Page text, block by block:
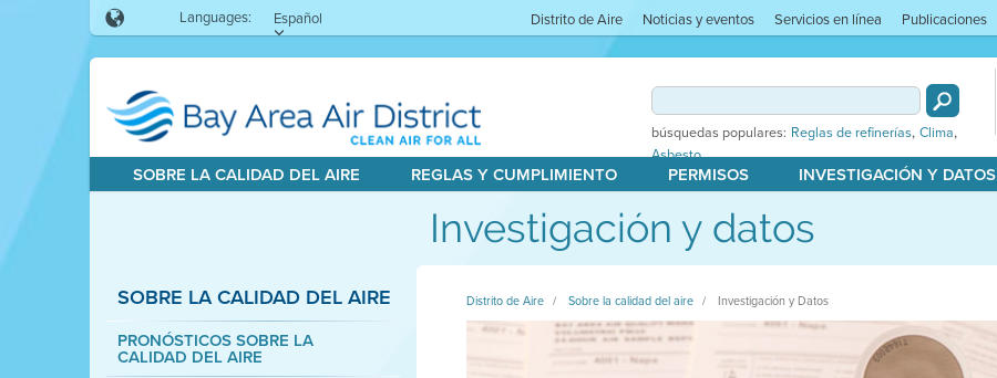
Languages: Español Distrito de Aire Noticias y eventos Servicios en línea Publicaciones
búsquedas populares: Reglas de refinerías, Clima,
Asbesto
SOBRE LA CALIDAD DEL AIRE REGLAS Y CUMPLIMIENTO PERMISOS INVESTIGACIÓN Y DATOS
Investigación y datos
SOBRE LA CALIDAD DEL AIRE
PRONÓSTICOS SOBRE LA
CALIDAD DEL AIRE
Distrito de Aire Sobre la calidad del aire Investigación y Datos